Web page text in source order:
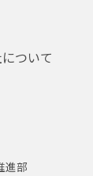
ついて
進部